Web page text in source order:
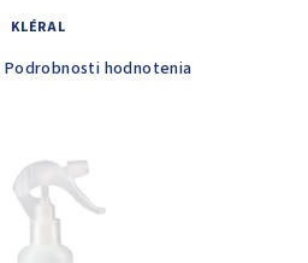
KLÉRAL
Podrobnosti hodnotenia